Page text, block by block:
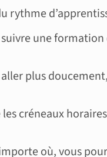
rythme
une
plus
créneaux
où, vous